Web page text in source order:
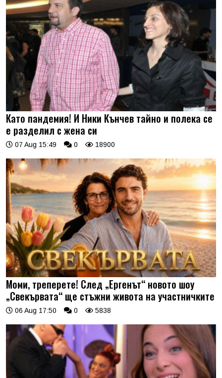
Като пандемия! И Ники Кънчев тайно и полека се
е разделил с жена си
07 Aug 15:49 0 18900
Моми, треперете! След „Ергенът“ новото шоу
„Свекървата“ ще стъжни живота на участничките
06 Aug 17:50 0 5838